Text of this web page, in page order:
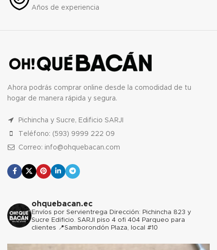
Años de experiencia
Ahora podrás comprar online desde la comodidad de tu
hogar de manera rápida y segura.
Pichincha y Sucre, Edificio SARJI
Teléfono: (593) 9999 222 09
Correo: info@ohquebacan.com
ohquebacan.ec
Envíos por Servientrega Dirección: Pichincha 823 y
Sucre Edificio. SARJI piso 4 ofi 404 Parqueo para
clientes 📍Samborondón Plaza, local #10